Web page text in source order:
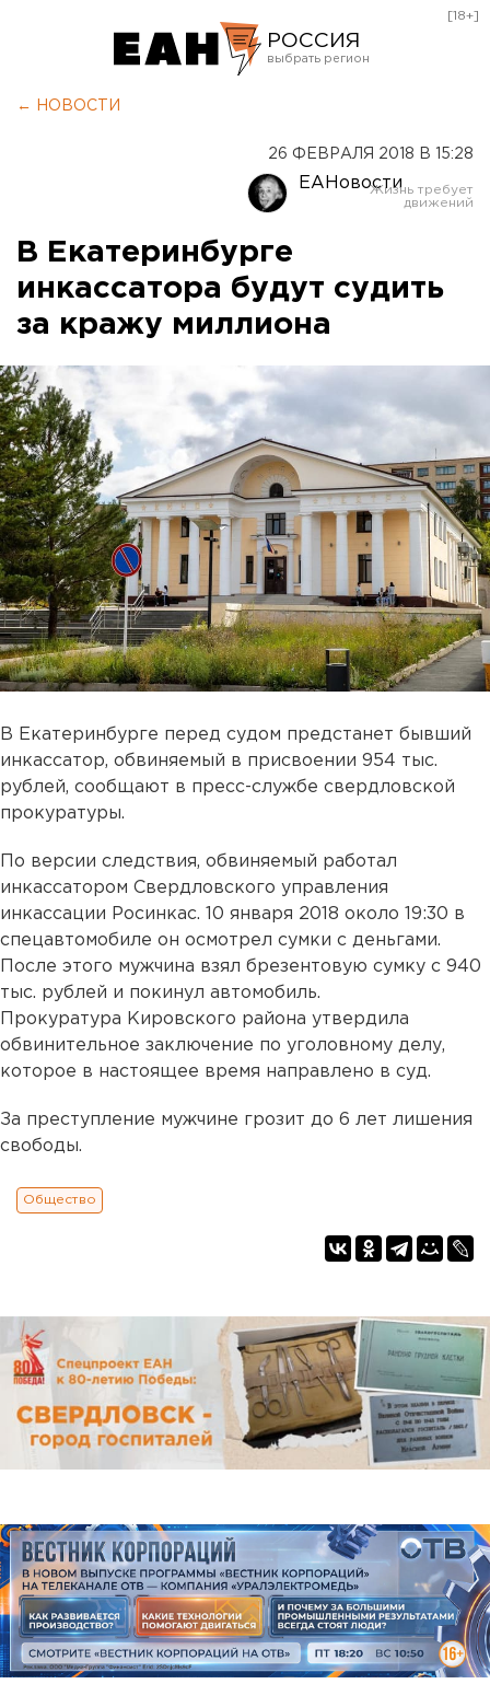
РОССИЯ
Оренбург
[18+]
← НОВОСТИ
26 ФЕВРАЛЯ 2018 В 15:28
ЕАНовости
В Екатеринбурге
инкассатора будут судить
за кражу миллиона
В Екатеринбурге перед судом предстанет бывший
инкассатор, обвиняемый в присвоении 954 тыс.
рублей, сообщают в пресс-службе свердловской
прокуратуры.
По версии следствия, обвиняемый работал
инкассатором Свердловского управления
инкассации Росинкас. 10 января 2018 около 19:30 в
спецавтомобиле он осмотрел сумки с деньгами.
После этого мужчина взял брезентовую сумку с 940
тыс. рублей и покинул автомобиль.
Прокуратура Кировского района утвердила
обвинительное заключение по уголовному делу,
которое в настоящее время направлено в суд.
За преступление мужчине грозит до 6 лет лишения
свободы.
Общество